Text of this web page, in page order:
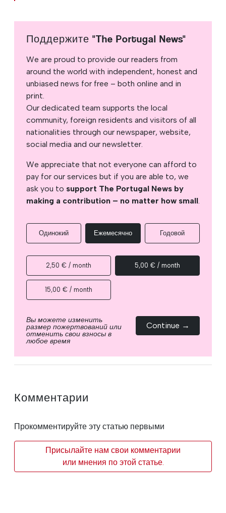
Поддержите "The Portugal News"
We are proud to provide our readers from
around the world with independent, honest and
unbiased news for free – both online and in
print.
Our dedicated team supports the local
community, foreign residents and visitors of all
nationalities through our newspaper, website,
social media and our newsletter.
We appreciate that not everyone can afford to
pay for our services but if you are able to, we
ask you to support The Portugal News by
making a contribution – no matter how small.
Одинокий Ежемесячно Годовой
2,50 € / month 5,00 € / month
15,00 € / month
Вы можете изменить
размер пожертвований или
отменить свои взносы в
любое время
Continue →
Комментарии
Прокомментируйте эту статью первыми
Присылайте нам свои комментарии
или мнения по этой статье.